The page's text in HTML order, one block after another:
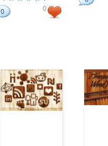
0 0